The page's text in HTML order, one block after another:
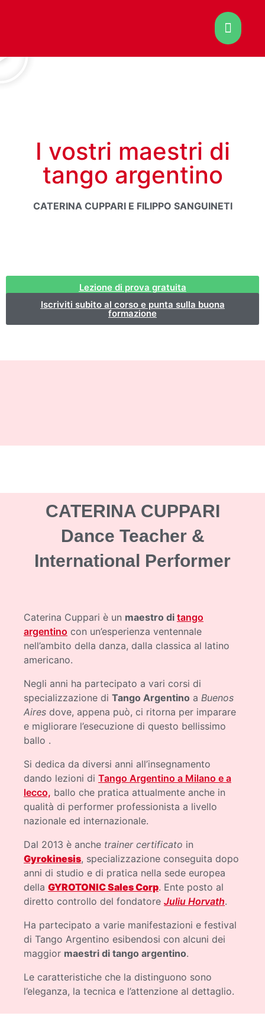
I vostri maestri di
tango argentino
CATERINA CUPPARI E FILIPPO SANGUINETI
Lezione di prova gratuita
Iscriviti subito al corso e punta sulla buona
formazione
CATERINA CUPPARI
Dance Teacher &
International Performer
Caterina Cuppari è un maestro di tango
argentino con un’esperienza ventennale
nell’ambito della danza, dalla classica al latino
americano.
Negli anni ha partecipato a vari corsi di
specializzazione di Tango Argentino a Buenos
Aires dove, appena può, ci ritorna per imparare
e migliorare l’esecuzione di questo bellissimo
ballo .
Si dedica da diversi anni all’insegnamento
dando lezioni di Tango Argentino a Milano e a
lecco, ballo che pratica attualmente anche in
qualità di performer professionista a livello
nazionale ed internazionale.
Dal 2013 è anche trainer certificato in
Gyrokinesis, specializzazione conseguita dopo
anni di studio e di pratica nella sede europea
della GYROTONIC Sales Corp. Ente posto al
diretto controllo del fondatore Juliu Horvath.
Ha partecipato a varie manifestazioni e festival
di Tango Argentino esibendosi con alcuni dei
maggior maestri di tango argentino.
Le caratteristiche che la distinguono sono
l’eleganza, la tecnica e l’attenzione al dettaglio.